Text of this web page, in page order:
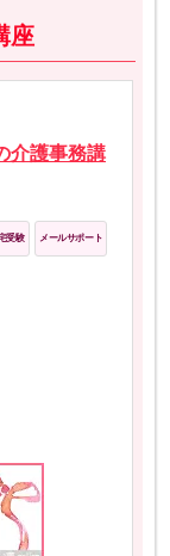
座
介護事務講
受験 メールサポート